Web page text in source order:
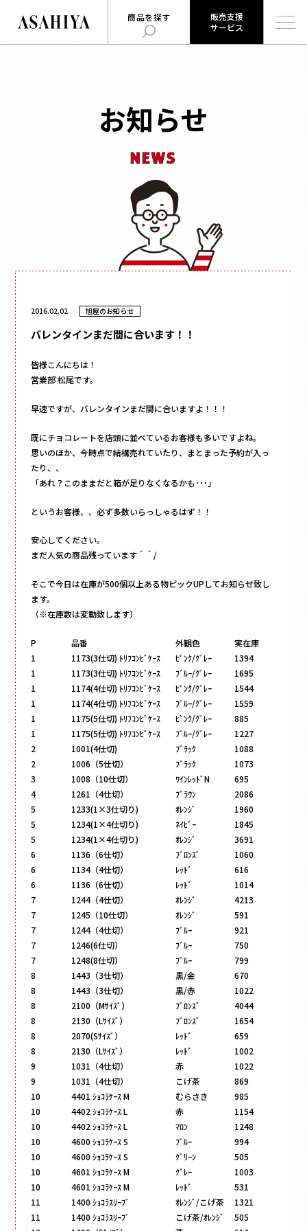
商品を探す
販売支援
サービス
ハコまじめさんに相談だ！
Q&A
ジュエリー
雑貨
フラワー
ウェディング・ブライダル
ギフト
アクセサリー
コスメ
アパレル
食品
フルーツ
お酒
お茶
ステイショナリー
保管箱
ゲーム
フォト
陶器
メガネ
玩具
電子機器
キーボックス
その他
形状 で探す
角箱
インロー式
マウント型
多角形
バック型
カゴ型
ドーム型
身箱のみ
ステッチ留め
スリーブ
のせふた式
フォトフレーム
Vカット
底ワンタッチ
スライド式
フラップ式
変形箱
ハート形
多角形
家型
バック型
かご型
ピロー型
丸箱
楕円箱
その他
ペーパーバック
ポーチ
トムソンケース
材質
紙
サテン
レザー
合成
ベロア
スエード
クリアケース
プラスチック
木箱
販売支援サービスとは
お知らせ
お問い合わせ
会社概要
採用情報
095-882-1230
メールでお問い合わせ
お知らせ
NEWS
2016.02.02 旭屋のお知らせ
皆様こんにちは！
営業部 松尾です。
早速ですが、バレンタインまだ間に合いますよ！！！
既にチョコレートを店頭に並べているお客様も多いですよね。
思いのほか、今時点で結構売れていたり、まとまった予約が入っ
たり、、
「あれ？このままだと箱が足りなくなるかも･･･」
というお客様、、必ず多数いらっしゃるはず！！
安心してください。
まだ人気の商品残っています＾＾/
そこで今日は在庫が500個以上ある物ピックUPしてお知らせ致し
ます。
（※在庫数は変動致します）
P 品番 外観色
実在庫
1
1173(3仕切) ﾄﾘﾌｺﾝﾋﾞｹｰｽ ﾋﾟﾝｸ/ｸﾞﾚｰ
1394
1
1173(3仕切) ﾄﾘﾌｺﾝﾋﾞｹｰｽ ﾌﾞﾙｰ/ｸﾞﾚｰ
1695
1
1174(4仕切) ﾄﾘﾌｺﾝﾋﾞｹｰｽ ﾋﾟﾝｸ/ｸﾞﾚｰ
1544
1
1174(4仕切) ﾄﾘﾌｺﾝﾋﾞｹｰｽ ﾌﾞﾙｰ/ｸﾞﾚｰ
1559
1
1175(5仕切) ﾄﾘﾌｺﾝﾋﾞｹｰｽ ﾋﾟﾝｸ/ｸﾞﾚｰ
885
1
1175(5仕切) ﾄﾘﾌｺﾝﾋﾞｹｰｽ ﾌﾞﾙｰ/ｸﾞﾚｰ
1227
2
1001(4仕切) ﾌﾞﾗｯｸ
1088
2
1006（5仕切） ﾌﾞﾗｯｸ
1073
3
1008（10仕切） ﾜｲﾝﾚｯﾄﾞN
695
4
1261（4仕切） ﾌﾞﾗｳﾝ
2086
5
1233(1×3仕切り) ｵﾚﾝｼﾞ
1960
5
1234(1×4仕切り) ﾈｲﾋﾞｰ
1845
5
1234(1×4仕切り) ｵﾚﾝｼﾞ
3691
6
1136（6仕切） ﾌﾞﾛﾝｽﾞ
1060
6
1134（4仕切） ﾚｯﾄﾞ
616
6
1136（6仕切） ﾚｯﾄﾞ
1014
7
1244（4仕切） ｵﾚﾝｼﾞ
4213
7
1245（10仕切） ｵﾚﾝｼﾞ
591
7
1244（4仕切） ﾌﾞﾙｰ
921
7
1246(6仕切） ﾌﾞﾙｰ
750
7
1248(8仕切） ﾌﾞﾙｰ
799
8
1443（3仕切） 黒/金
670
8
1443（3仕切） 黒/赤
1022
8
2100（Mｻｲｽﾞ） ﾌﾞﾛﾝｽﾞ
4044
8
2130（Lｻｲｽﾞ） ﾌﾞﾛﾝｽﾞ
1654
8
2070(Sｻｲｽﾞ） ﾚｯﾄﾞ
659
8
2130（Lｻｲｽﾞ） ﾚｯﾄﾞ
1002
9
1031（4仕切） 赤
1022
9
1031（4仕切） こげ茶
869
10
4401 ｼｮｺﾗｹｰｽ M むらさき
985
10
4402 ｼｮｺﾗｹｰｽ L 赤
1154
10
4402 ｼｮｺﾗｹｰｽ L ﾏﾛﾝ
1248
10
4600 ｼｮｺﾗｹｰｽ S ﾌﾞﾙｰ
994
10
4600 ｼｮｺﾗｹｰｽ S ｸﾞﾘｰﾝ
505
10
4601 ｼｮｺﾗｹｰｽ M ｸﾞﾚｰ
1003
10
4601 ｼｮｺﾗｹｰｽ M ﾚｯﾄﾞ
531
11
1400 ｼｮｺﾗｽﾘｰﾌﾞ ｵﾚﾝｼﾞ/こげ茶
1321
11
1400 ｼｮｺﾗｽﾘｰﾌﾞ こげ茶/ｵﾚﾝｼﾞ
505